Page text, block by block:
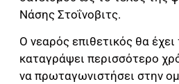
Νάσης Στοΐνοβιτς.
Ο νεαρός επιθετικός θα έχει
καταγράψει περισσότερο
να πρωταγωνιστήσει στην